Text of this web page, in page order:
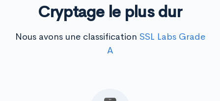
Cryptage le plus dur
Nous avons une classification SSL Labs Grade
A